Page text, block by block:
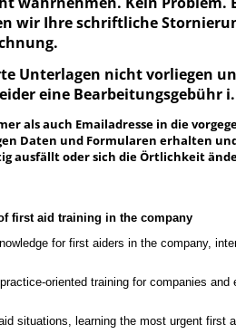
wir Ihre schriftliche
Unterlagen nicht vorliegen
eine Bearbeitungsgebühr
als auch Emailadresse in die
Daten und Formularen erhalten
ausfällt oder sich die Örtlichkeit
first aid training in the company
for first aiders in the company,
oriented training for companies and
situations, learning the most urgent first